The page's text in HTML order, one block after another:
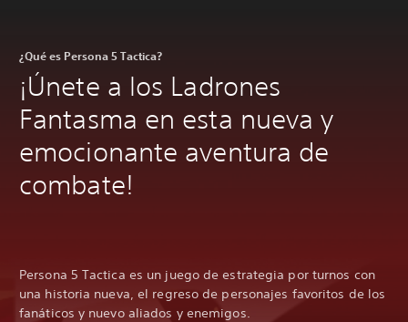
¿Qué es Persona 5 Tactica?
¡Únete a los Ladrones
Fantasma en esta nueva y
emocionante aventura de
combate!
Persona 5 Tactica es un juego de estrategia por turnos con
una historia nueva, el regreso de personajes favoritos de los
fanáticos y nuevo aliados y enemigos.